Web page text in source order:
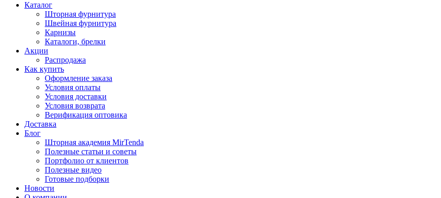
Каталог
Шторная фурнитура
Швейная фурнитура
Карнизы
Каталоги, брелки
Акции
Распродажа
Как купить
Оформление заказа
Условия оплаты
Условия доставки
Условия возврата
Верификация оптовика
Доставка
Блог
Шторная академия MirTenda
Полезные статьи и советы
Портфолио от клиентов
Полезные видео
Готовые подборки
Новости